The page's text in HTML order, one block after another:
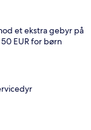
et ekstra gebyr på
EUR for børn